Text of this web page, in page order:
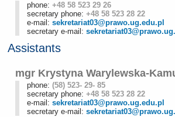
phone: +48 58 523 29 26
secretary phone: +48 58 523 28 22
e-mail: sekretariat03@prawo.ug.edu.pl
secretary e-mail:
Assistants
mgr Krystyna Warylewska-
phone: (58) 523- 29- 85
secretary phone: +48 58 523 28 22
e-mail: sekretariat03@prawo.ug.edu.pl
secretary e-mail: